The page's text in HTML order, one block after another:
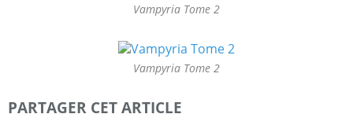
Vampyria Tome 2
Vampyria Tome 2
PARTAGER CET ARTICLE